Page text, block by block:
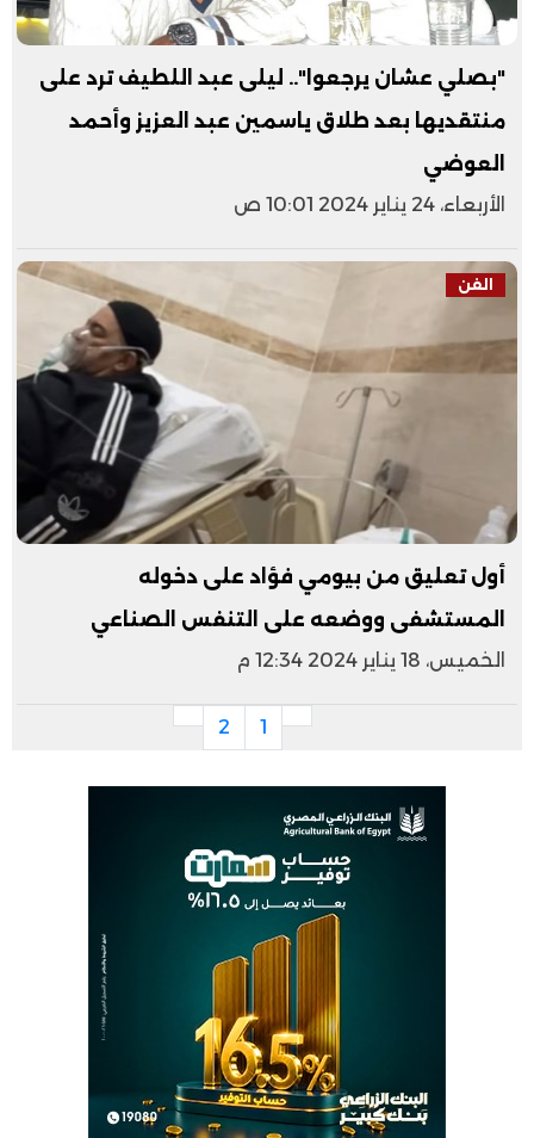
"بصلي عشان يرجعوا".. ليلى عبد اللطيف ترد على
منتقديها بعد طلاق ياسمين عبد العزيز وأحمد
العوضي
الأربعاء، 24 يناير 2024 10:01 ص
الفن
أول تعليق من بيومي فؤاد على دخوله
المستشفى ووضعه على التنفس الصناعي
الخميس، 18 يناير 2024 12:34 م
1
2